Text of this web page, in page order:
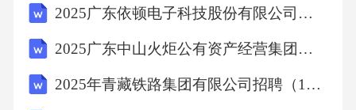
励性语言护士应使用如“您做得很好！”“您一定
会好起来的！”等鼓励性语言，提升患者自信心
与积极心态。2.2人文关怀的体现：2.2.2行为美
2025广东依顿电子科技股份有限公司招聘化学实验室工程师等岗位测试笔试历年常考点试题专练附带答案详解
2025广东中山火炬公有资产经营集团有限公司招聘区属企业高级经营管理人员2人笔试历年难易错考点试卷带答案解析
2025年青藏铁路集团有限公司招聘（172人）笔试历年典型考点题库附带答案详解